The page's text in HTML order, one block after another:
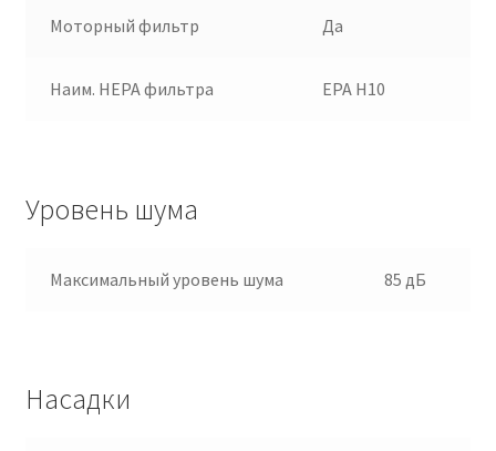
Моторный фильтр Да
Наим. HEPA фильтра EPA H10
Уровень шума
Максимальный уровень шума 85 дБ
Насадки